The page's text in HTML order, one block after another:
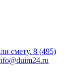
смету. 8 (495)